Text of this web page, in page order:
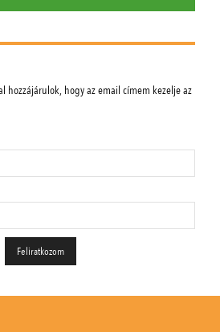
hozzájárulok, hogy az email címem kezelje az